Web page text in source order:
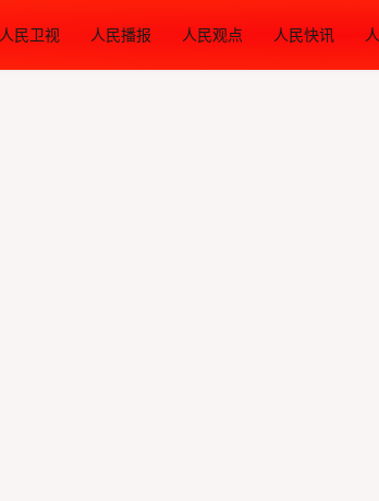
人民卫视 人民播报 人民观点 人民快讯